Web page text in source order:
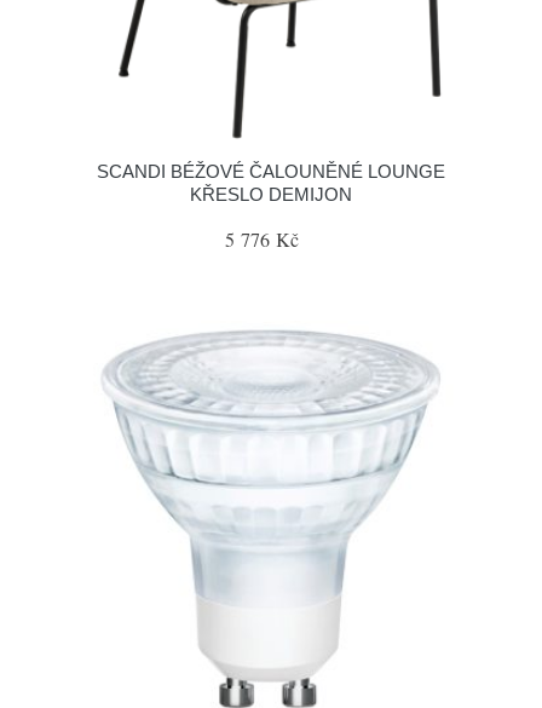
SCANDI BÉŽOVÉ ČALOUNĚNÉ LOUNGE
KŘESLO DEMIJON
5 776 Kč